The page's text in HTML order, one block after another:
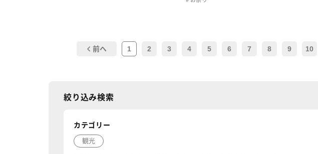
前へ 1 2 3 4 5 6 7 8 9 10
絞り込み検索
カテゴリー
観光